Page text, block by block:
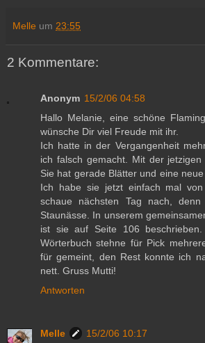
Melle um 23:55
2 Kommentare:
Anonym 15/2/06 04:58
Hallo Melanie, eine schöne
wünsche Dir viel Freude mit ihr.
Ich hatte in der Vergangenheit
ich falsch gemacht. Mit der jetzigen
Sie hat gerade Blätter und eine
Ich habe sie jetzt einfach mal
schaue nächsten Tag nach,
Staunässe. In unserem
ist sie auf Seite 106
Wörterbuch stehne für Pick
für gemeint, den Rest konnte ich
nett. Gruss Mutti!
Antworten
Melle
15/2/06 10:17